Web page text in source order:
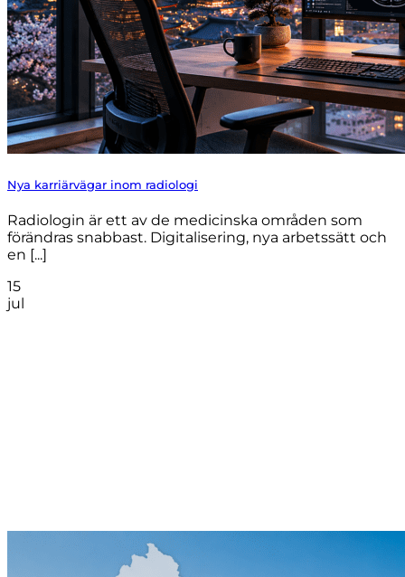
Nya karriärvägar inom radiologi
Radiologin är ett av de medicinska områden som
förändras snabbast. Digitalisering, nya arbetssätt och
en [...]
15
jul